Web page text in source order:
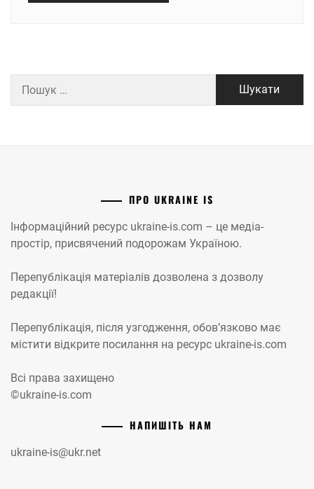
ПРО UKRAINE IS
Інформаційний ресурс ukraine-is.com – це медіа-
простір, присвячений подорожам Україною.
Перепублікація матеріалів дозволена з дозволу
редакції!
Перепублікація, після узгодження, обов’язково має
містити відкрите посилання на ресурс ukraine-is.com
Всі права захищено
©ukraine-is.com
НАПИШІТЬ НАМ
ukraine-is@ukr.net